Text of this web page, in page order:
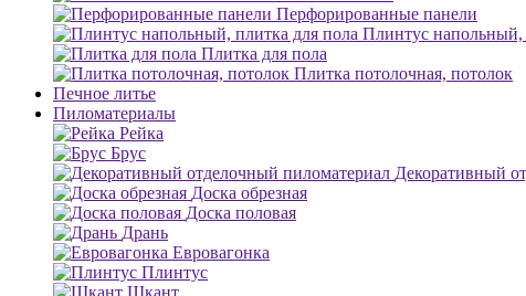
Перфорированные панели
Плинтус напольный,
Плитка для пола
Плитка потолочная, потолок
Печное литье
Пиломатериалы
Рейка
Брус
Декоративный
Доска обрезная
Доска половая
Дрань
Евровагонка
Плинтус
Шкант